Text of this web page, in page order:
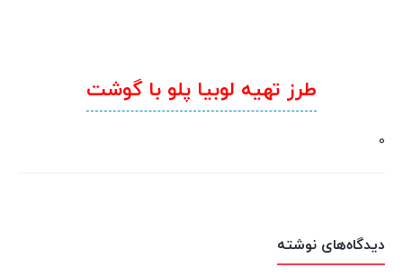
طرز تهیه لوبیا پلو با گوشت
0
دیدگاه‌های نوشته